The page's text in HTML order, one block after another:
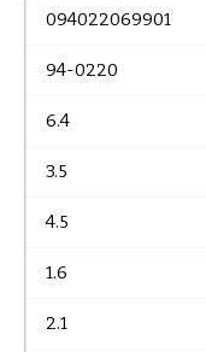
094022069901
94-0220
6.4
3.5
4.5
1.6
2.1